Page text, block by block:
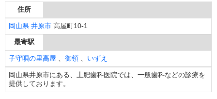
住所
岡山県 井原市 高屋町10-1
最寄駅
子守唄の里高屋 御領 いずえ
岡山県井原市にある、土肥歯科医院では、一般歯科などの診療を
提供しております。